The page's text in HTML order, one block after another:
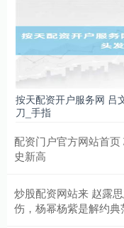
按天配资开户服务网 吕
刀_手指
配资门户官方网站首
史新高
炒股配资网站来 赵露
伤，杨幂杨紫是解约